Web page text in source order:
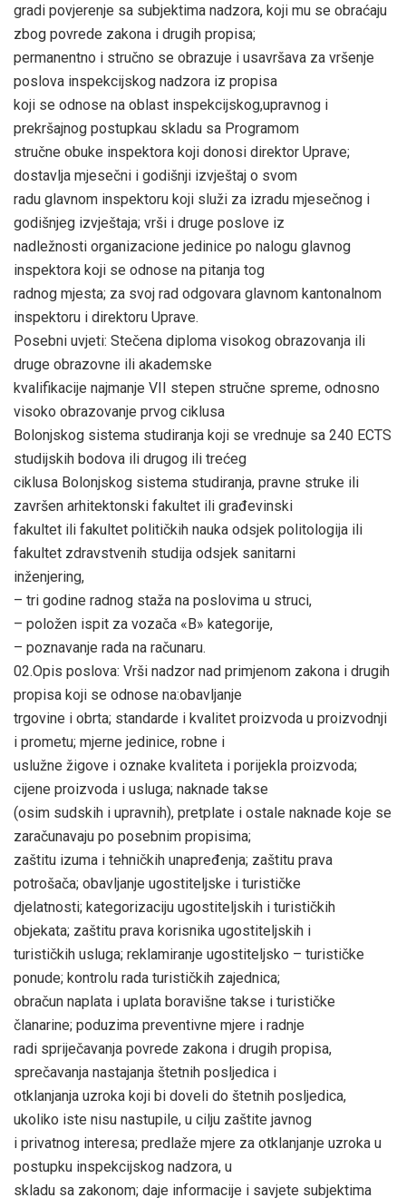
gradi povjerenje sa subjektima nadzora, koji mu se obraćaju
zbog povrede zakona i drugih propisa;
permanentno i stručno se obrazuje i usavršava za vršenje
poslova inspekcijskog nadzora iz propisa
koji se odnose na oblast inspekcijskog,upravnog i
prekršajnog postupkau skladu sa Programom
stručne obuke inspektora koji donosi direktor Uprave;
dostavlja mjesečni i godišnji izvještaj o svom
radu glavnom inspektoru koji služi za izradu mjesečnog i
godišnjeg izvještaja; vrši i druge poslove iz
nadležnosti organizacione jedinice po nalogu glavnog
inspektora koji se odnose na pitanja tog
radnog mjesta; za svoj rad odgovara glavnom kantonalnom
inspektoru i direktoru Uprave.
Posebni uvjeti: Stečena diploma visokog obrazovanja ili
druge obrazovne ili akademske
kvalifikacije najmanje VII stepen stručne spreme, odnosno
visoko obrazovanje prvog ciklusa
Bolonjskog sistema studiranja koji se vrednuje sa 240 ECTS
studijskih bodova ili drugog ili trećeg
ciklusa Bolonjskog sistema studiranja, pravne struke ili
završen arhitektonski fakultet ili građevinski
fakultet ili fakultet političkih nauka odsjek politologija ili
fakultet zdravstvenih studija odsjek sanitarni
inženjering,
– tri godine radnog staža na poslovima u struci,
– položen ispit za vozača «B» kategorije,
– poznavanje rada na računaru.
02.Opis poslova: Vrši nadzor nad primjenom zakona i drugih
propisa koji se odnose na:obavljanje
trgovine i obrta; standarde i kvalitet proizvoda u proizvodnji
i prometu; mjerne jedinice, robne i
uslužne žigove i oznake kvaliteta i porijekla proizvoda;
cijene proizvoda i usluga; naknade takse
(osim sudskih i upravnih), pretplate i ostale naknade koje se
zaračunavaju po posebnim propisima;
zaštitu izuma i tehničkih unapređenja; zaštitu prava
potrošača; obavljanje ugostiteljske i turističke
djelatnosti; kategorizaciju ugostiteljskih i turističkih
objekata; zaštitu prava korisnika ugostiteljskih i
turističkih usluga; reklamiranje ugostiteljsko – turističke
ponude; kontrolu rada turističkih zajednica;
obračun naplata i uplata boravišne takse i turističke
članarine; poduzima preventivne mjere i radnje
radi spriječavanja povrede zakona i drugih propisa,
sprečavanja nastajanja štetnih posljedica i
otklanjanja uzroka koji bi doveli do štetnih posljedica,
ukoliko iste nisu nastupile, u cilju zaštite javnog
i privatnog interesa; predlaže mjere za otklanjanje uzroka u
postupku inspekcijskog nadzora, u
skladu sa zakonom; daje informacije i savjete subjektima